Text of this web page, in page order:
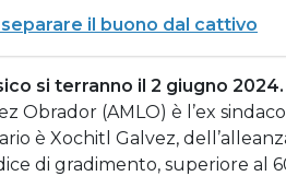
il buono dal cattivo
si terranno il 2 giugno 2024.
(AMLO) è l’ex
è Xochitl Galvez,
di gradimento, superiore al